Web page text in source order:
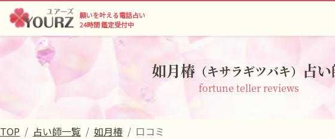
願いを叶える電話占い
24時間 鑑定受付中
如月椿 （キサラギツバキ） 占
fortune teller reviews
TOP 占い師一覧 如月椿 口コミ